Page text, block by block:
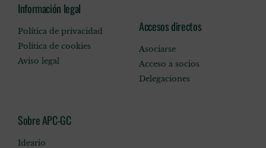
Información legal
Política de privacidad
Política de cookies
Aviso legal
Accesos directos
Asociarse
Acceso a socios
Delegaciones
Sobre APC-GC
Ideario